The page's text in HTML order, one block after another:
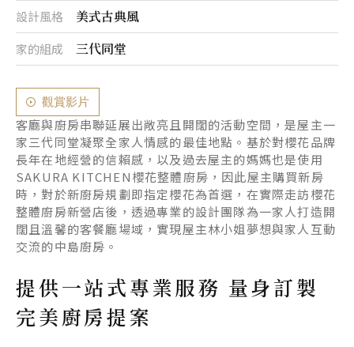
設計風格 美式古典風
家的組成 三代同堂
觀賞影片
客廳與廚房串聯延展出敞亮且開闊的活動空間，是屋主一
家三代同堂凝聚全家人情感的最佳地點。基於對櫻花品牌
長年在地經營的信賴感，以及過去屋主的媽媽也是使用
SAKURA KITCHEN櫻花整體廚房，因此屋主購買新房
時，對於新廚房規劃即指定櫻花為首選，在實際走訪櫻花
整體廚房新營店後，透過專業的設計團隊為一家人打造開
闊且溫馨的客餐廳場域，實現屋主林小姐夢想與家人互動
交流的中島廚房。
提供一站式專業服務 量身訂製
完美廚房提案